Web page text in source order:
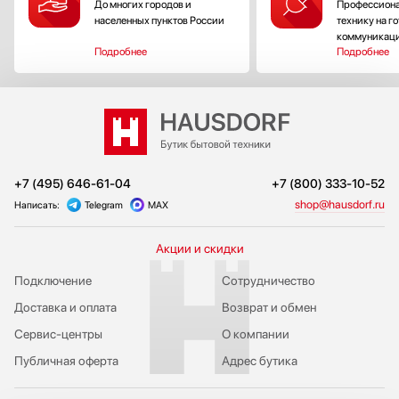
До многих городов и
населенных пунктов России
Подробнее
технику на
Подробнее
+7 (495) 646-61-04 +7 (800) 333-10-52
Написать: Telegram MAX shop@hausdorf.ru
Акции и скидки
Подключение
Публичная оферта
Сервис-центры
Доставка и оплата
Сотрудничество
Возврат и обмен
О компании
Адрес бутика